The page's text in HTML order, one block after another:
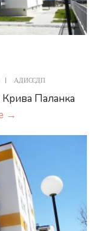
| АДИССДП
Крива Паланка
→